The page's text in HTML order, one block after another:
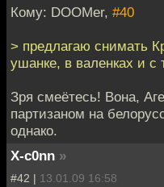
Кому: DOOMer, #40
> предлагаю снимать
ушанке, в валенках и
Зря смеётесь! Вона,
партизаном на
однако.
X-c0nn »
#42 | 13.01.09 16:58